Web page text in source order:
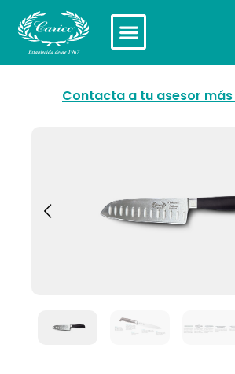
Contacta a tu asesor